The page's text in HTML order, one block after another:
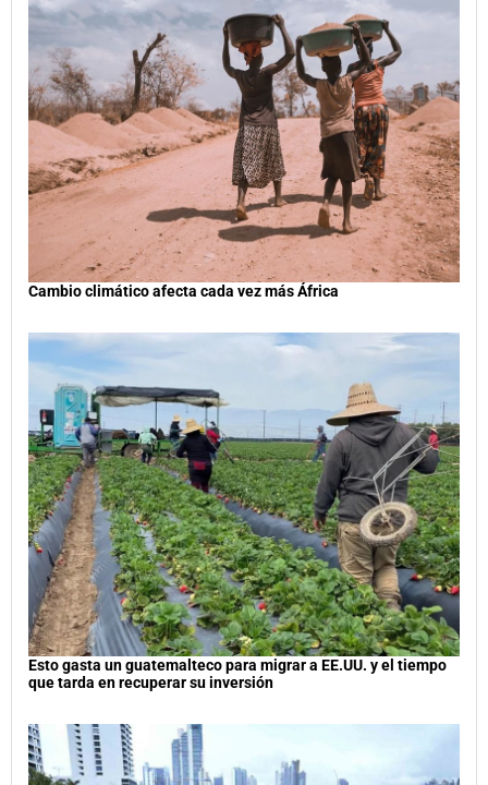
Cambio climático afecta cada vez más África
Esto gasta un guatemalteco para migrar a EE.UU. y el tiempo
que tarda en recuperar su inversión